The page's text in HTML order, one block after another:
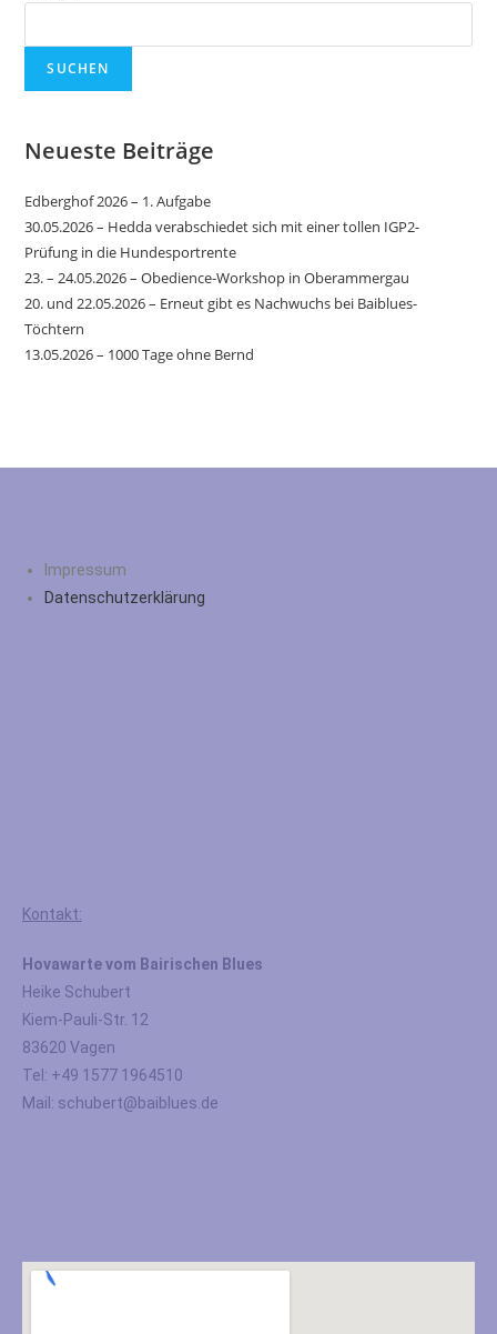
SUCHEN
Neueste Beiträge
Edberghof 2026 – 1. Aufgabe
30.05.2026 – Hedda verabschiedet sich mit einer tollen IGP2-
Prüfung in die Hundesportrente
23. – 24.05.2026 – Obedience-Workshop in Oberammergau
20. und 22.05.2026 – Erneut gibt es Nachwuchs bei Baiblues-
Töchtern
13.05.2026 – 1000 Tage ohne Bernd
Impressum
Datenschutzerklärung
Kontakt:
Hovawarte vom Bairischen Blues
Heike Schubert
Kiem-Pauli-Str. 12
83620 Vagen
Tel: +49 1577 1964510
Mail: schubert@baiblues.de